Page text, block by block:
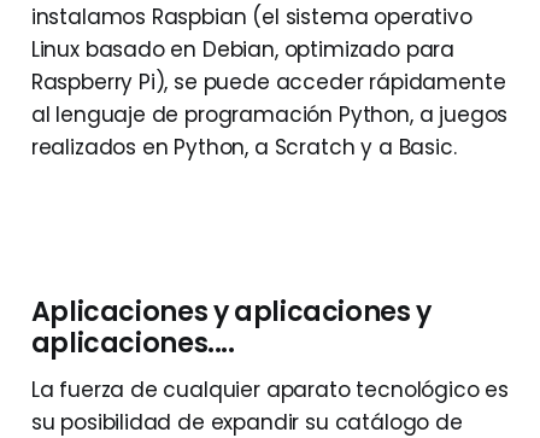
instalamos Raspbian (el sistema operativo
Linux basado en Debian, optimizado para
Raspberry Pi), se puede acceder rápidamente
al lenguaje de programación Python, a juegos
realizados en Python, a Scratch y a Basic.
Aplicaciones y aplicaciones y
aplicaciones....
La fuerza de cualquier aparato tecnológico es
su posibilidad de expandir su catálogo de